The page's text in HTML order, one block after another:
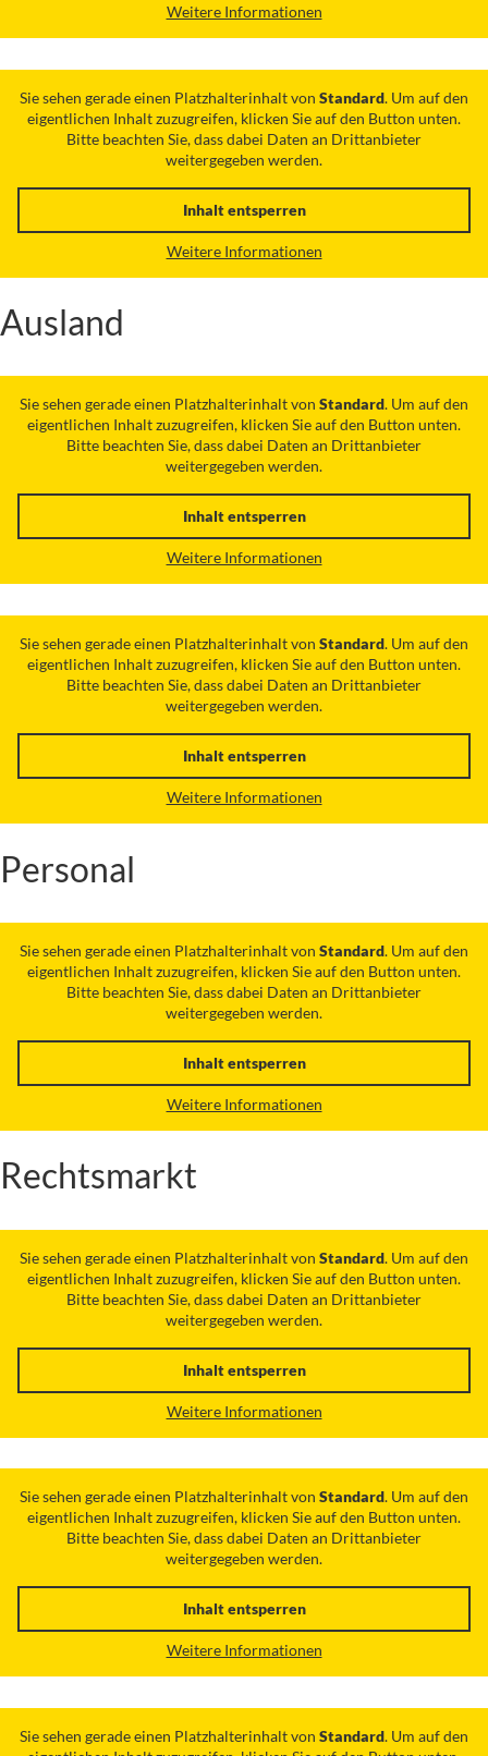
Weitere Informationen
Sie sehen gerade einen Platzhalterinhalt von Standard. Um auf den
eigentlichen Inhalt zuzugreifen, klicken Sie auf den Button unten.
Bitte beachten Sie, dass dabei Daten an Drittanbieter
weitergegeben werden.
Inhalt entsperren
Weitere Informationen
Ausland
Sie sehen gerade einen Platzhalterinhalt von Standard. Um auf den
eigentlichen Inhalt zuzugreifen, klicken Sie auf den Button unten.
Bitte beachten Sie, dass dabei Daten an Drittanbieter
weitergegeben werden.
Inhalt entsperren
Weitere Informationen
Sie sehen gerade einen Platzhalterinhalt von Standard. Um auf den
eigentlichen Inhalt zuzugreifen, klicken Sie auf den Button unten.
Bitte beachten Sie, dass dabei Daten an Drittanbieter
weitergegeben werden.
Inhalt entsperren
Weitere Informationen
Personal
Sie sehen gerade einen Platzhalterinhalt von Standard. Um auf den
eigentlichen Inhalt zuzugreifen, klicken Sie auf den Button unten.
Bitte beachten Sie, dass dabei Daten an Drittanbieter
weitergegeben werden.
Inhalt entsperren
Weitere Informationen
Rechtsmarkt
Sie sehen gerade einen Platzhalterinhalt von Standard. Um auf den
eigentlichen Inhalt zuzugreifen, klicken Sie auf den Button unten.
Bitte beachten Sie, dass dabei Daten an Drittanbieter
weitergegeben werden.
Inhalt entsperren
Weitere Informationen
Sie sehen gerade einen Platzhalterinhalt von Standard. Um auf den
eigentlichen Inhalt zuzugreifen, klicken Sie auf den Button unten.
Bitte beachten Sie, dass dabei Daten an Drittanbieter
weitergegeben werden.
Inhalt entsperren
Weitere Informationen
Sie sehen gerade einen Platzhalterinhalt von Standard. Um auf den